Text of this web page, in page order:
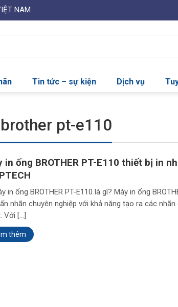
NAM
Tin tức – sự kiện Dịch vụ
pt-e110
in ống BROTHER PT-E110 thiết bị in
in ống BROTHER PT-E110 là gì? Máy in ống
nhãn chuyên nghiệp với khả năng tạo ra các
Với […]
thêm